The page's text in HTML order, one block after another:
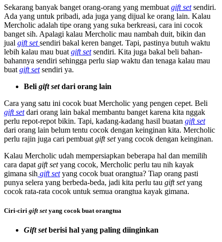
Sekarang banyak banget orang-orang yang membuat gift set sendiri.
Ada yang untuk pribadi, ada juga yang dijual ke orang lain. Kalau
Mercholic adalah tipe orang yang suka berkreasi, cara ini cocok
banget sih. Apalagi kalau Mercholic mau nambah duit, bikin dan
jual gift setsendiri bakal keren banget. Tapi, pastinya butuh waktu
lebih kalau mau buat gift set sendiri. Kita juga bakal beli bahan-
bahannya sendiri sehingga perlu siap waktu dan tenaga kalau mau
buat gift set sendiri ya.
Beli gift setdari orang lain
Cara yang satu ini cocok buat Mercholic yang pengen cepet. Beli
gift set dari orang lain bakal membantu banget karena kita nggak
perlu repot-repot bikin. Tapi, kadang-kadang hasil buatan gift set
dari orang lain belum tentu cocok dengan keinginan kita. Mercholic
perlu rajin juga cari pembuat gift setyang cocok dengan keinginan.
Kalau Mercholic udah mempersiapkan beberapa hal dan memilih
cara dapat gift setyang cocok, Mercholic perlu tau nih kayak
gimana sih gift set yang cocok buat orangtua? Tiap orang pasti
punya selera yang berbeda-beda, jadi kita perlu tau gift setyang
cocok rata-rata cocok untuk semua orangtua kayak gimana.
Ciri-ciri gift set yang cocok buat orangtua
Gift setberisi hal yang paling diinginkan